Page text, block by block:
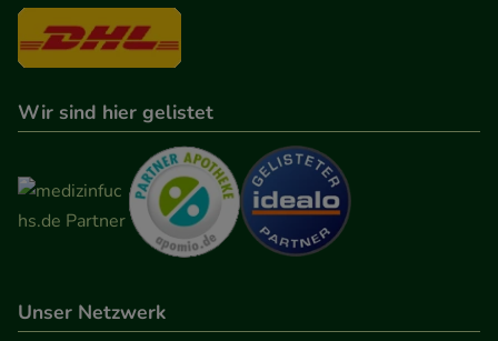
Wir sind hier gelistet
Unser Netzwerk